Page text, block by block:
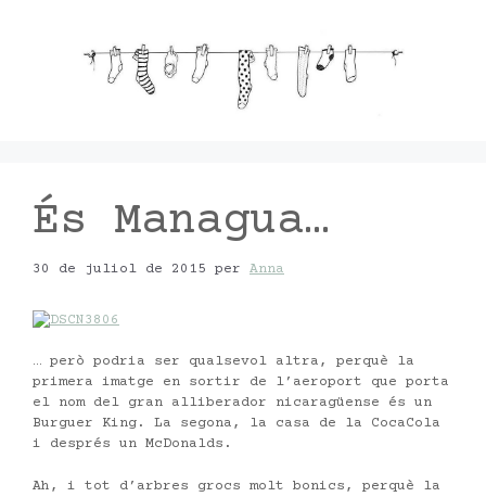
És Managua…
30 de juliol de 2015 per Anna
… però podria ser qualsevol altra, perquè la
primera imatge en sortir de l’aeroport que porta
el nom del gran alliberador nicaragüense és un
Burguer King. La segona, la casa de la CocaCola
i després un McDonalds.
Ah, i tot d’arbres grocs molt bonics, perquè la